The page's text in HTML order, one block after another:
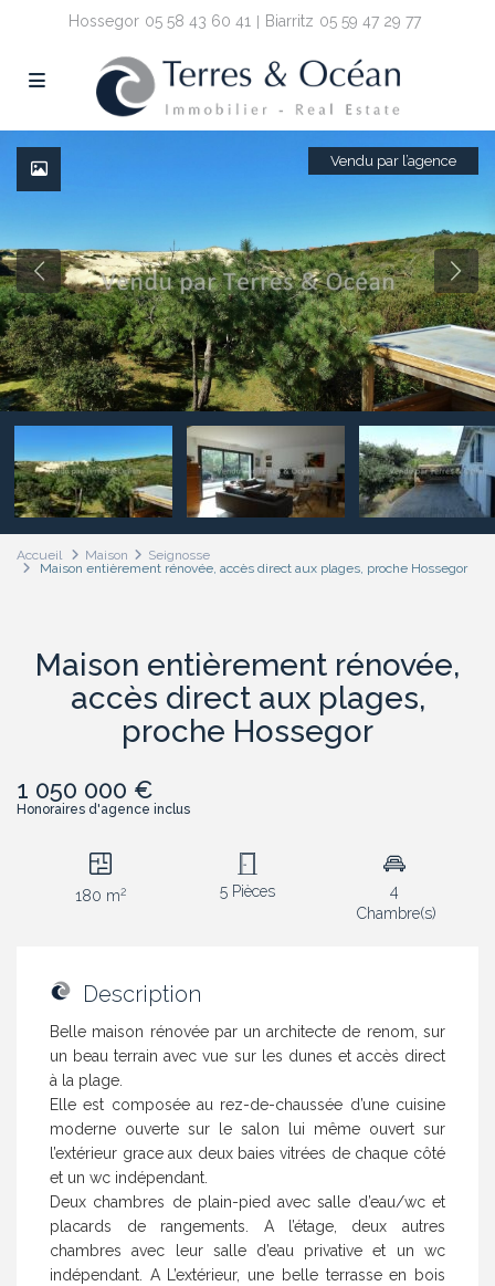
Hossegor 05 58 43 60 41 Biarritz 05 59 47 29 77
Vendu par l’agence
Accueil Maison
Seignosse
Maison entièrement rénovée, accès direct aux plages, proche Hossegor
Maison entièrement rénovée,
accès direct aux plages,
proche Hossegor
1 050 000 €
Honoraires d'agence inclus
180 m2 5 Pièces
4
Chambre(s)
Description
Belle maison rénovée par un architecte de renom, sur
un beau terrain avec vue sur les dunes et accès direct
à la plage.
Elle est composée au rez-de-chaussée d’une cuisine
moderne ouverte sur le salon lui même ouvert sur
l’extérieur grace aux deux baies vitrées de chaque côté
et un wc indépendant.
Deux chambres de plain-pied avec salle d’eau/wc et
placards de rangements. A l’étage, deux autres
chambres avec leur salle d’eau privative et un wc
indépendant. A L’extérieur, une belle terrasse en bois